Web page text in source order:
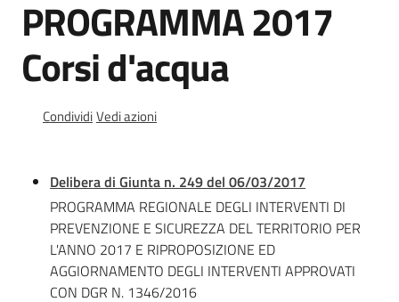
Comunicazione
Ambiente
Argomenti
PROGRAMMA 2017
Corsi d'acqua
CondividiVedi azioni
Delibera di Giunta n. 249 del 06/03/2017
PROGRAMMA REGIONALE DEGLI INTERVENTI DI
PREVENZIONE E SICUREZZA DEL TERRITORIO PER
L'ANNO 2017 E RIPROPOSIZIONE ED
AGGIORNAMENTO DEGLI INTERVENTI APPROVATI
CON DGR N. 1346/2016